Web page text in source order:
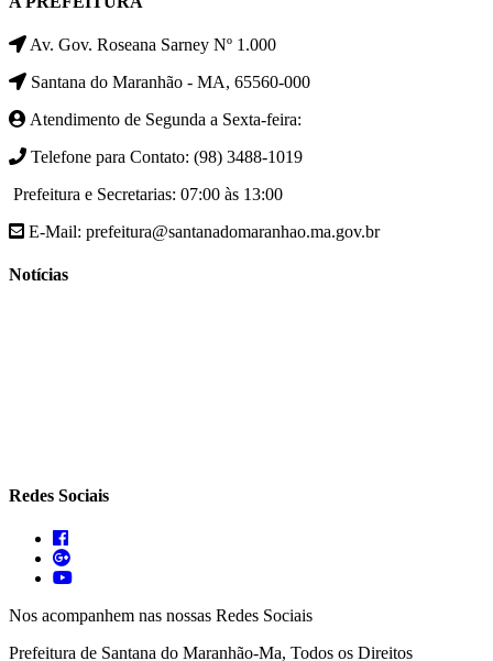
Av. Gov. Roseana Sarney Nº 1.000
Santana do Maranhão - MA, 65560-000
Atendimento de Segunda a Sexta-feira:
Telefone para Contato: (98) 3488-1019
Prefeitura e Secretarias: 07:00 às 13:00
E-Mail: prefeitura@santanadomaranhao.ma.gov.br
Notícias
Redes Sociais
Nos acompanhem nas nossas Redes Sociais
Prefeitura de Santana do Maranhão-Ma, Todos os Direitos